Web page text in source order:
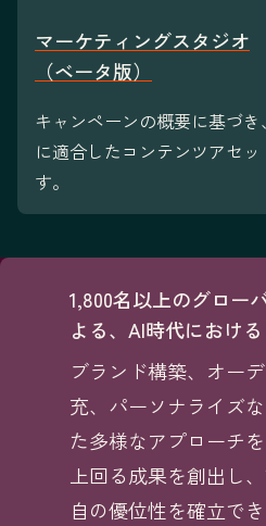
マーケティングスタジオ
（ベータ版）
キャンペーンの概要に基づ
に適合したコンテンツアセ
す。
1,800名以上のグロー
よる、AI時代におけ
ブランド構築、オー
充、パーソナライズ
た多様なアプローチ
上回る成果を創出し
自の優位性を確立でき